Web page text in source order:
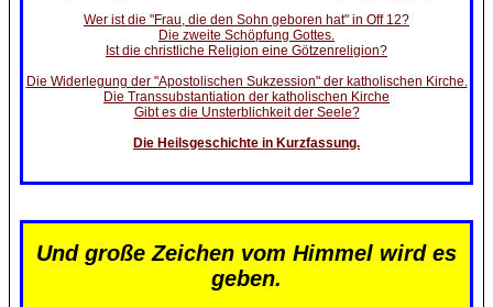
Wer ist die "Frau, die den Sohn geboren hat" in Off 12?
Die zweite Schöpfung Gottes.
Ist die christliche Religion eine Götzenreligion?
Die Widerlegung der "Apostolischen Sukzession" der katholischen Kirche.
Die Transsubstantiation der katholischen Kirche
Gibt es die Unsterblichkeit der Seele?
Die Heilsgeschichte in Kurzfassung.
Und große Zeichen vom Himmel wird es
geben.